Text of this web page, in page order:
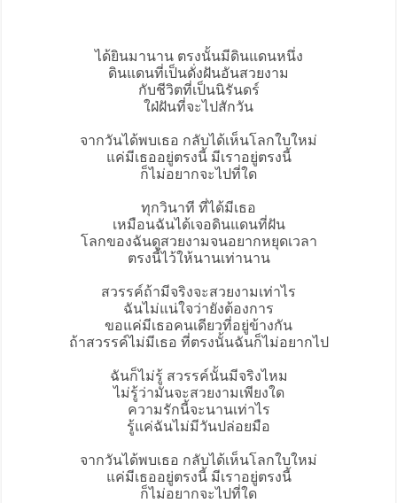
ได้ยินมานาน ตรงนั้นมีดินแดนหนึ่ง
ดินแดนที่เป็นดั่งฝันอันสวยงาม
กับชีวิตที่เป็นนิรันดร์
ใฝ่ฝันที่จะไปสักวัน
จากวันได้พบเธอ กลับได้เห็นโลกใบใหม่
แค่มีเธออยู่ตรงนี้ มีเราอยู่ตรงนี้
ก็ไม่อยากจะไปที่ใด
ทุกวินาที ที่ได้มีเธอ
เหมือนฉันได้เจอดินแดนที่ฝัน
โลกของฉันดูสวยงามจนอยากหยุดเวลา
ตรงนี้ไว้ให้นานเท่านาน
สวรรค์ถ้ามีจริงจะสวยงามเท่าไร
ฉันไม่แน่ใจว่ายังต้องการ
ขอแค่มีเธอคนเดียวที่อยู่ข้างกัน
ถ้าสวรรค์ไม่มีเธอ ที่ตรงนั้นฉันก็ไม่อยากไป
ฉันก็ไม่รู้ สวรรค์นั้นมีจริงไหม
ไม่รู้ว่ามันจะสวยงามเพียงใด
ความรักนี้จะนานเท่าไร
รู้แค่ฉันไม่มีวันปล่อยมือ
จากวันได้พบเธอ กลับได้เห็นโลกใบใหม่
แค่มีเธออยู่ตรงนี้ มีเราอยู่ตรงนี้
ก็ไม่อยากจะไปที่ใด